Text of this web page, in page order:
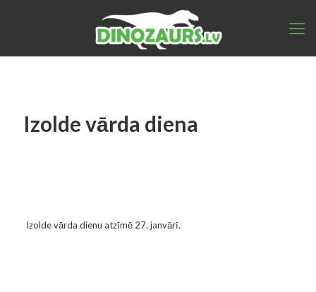
Izolde vārda diena
Izolde vārda dienu atzīmē 27. janvārī.